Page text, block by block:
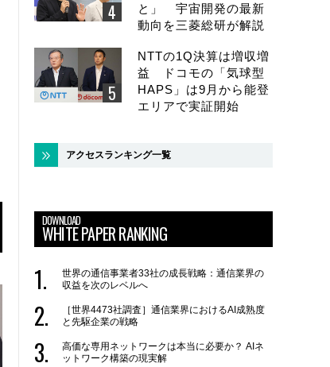
と」 宇宙開発の最新
動向を三菱総研が解説
NTTの1Q決算は増収増
益 ドコモの「気球型
HAPS」は9月から能登
エリアで実証開始
アクセスランキング一覧
DOWNLOAD
WHITE PAPER RANKING
世界の通信事業者33社の成長戦略：通信業界の
収益を次のレベルへ
［世界4473社調査］通信業界におけるAI成熟度
と先駆企業の戦略
高価な専用ネットワークは本当に必要か？ AIネ
ットワーク構築の現実解